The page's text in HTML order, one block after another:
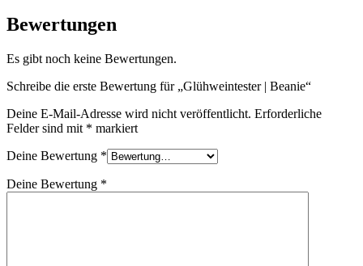
Bewertungen
Es gibt noch keine Bewertungen.
Schreibe die erste Bewertung für „Glühweintester | Beanie“
Deine E-Mail-Adresse wird nicht veröffentlicht. Erforderliche
Felder sind mit * markiert
Deine Bewertung *
Deine Bewertung *